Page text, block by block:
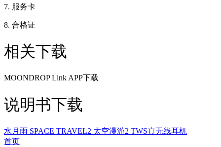
7. 服务卡
8. 合格证
相关下载
MOONDROP Link APP下载
说明书下载
水月雨 SPACE TRAVEL2 太空漫游2 TWS真无线耳机
首页